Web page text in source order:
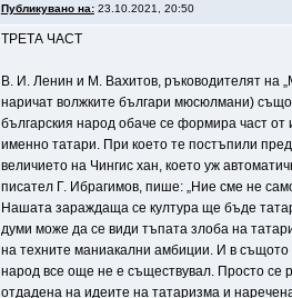
Публикувано на:23.10.2021, 20:50
ТРЕТА ЧАСТ
В. И. Ленин и М. Вахитов, ръководителят на
наричат волжките българи мюсюлмани) също
българския народ обаче се формира част от
именно татари. При което те постъпили
величието на Чингис хан, което уж
писател Г. Ибрагимов, пише: „Ние сме не
Нашата зараждаща се култура ще бъде
думи може да се види тъпата злоба на
на техните маниакални амбиции. И в същото
народ все още не е съществувал. Просто се
отдадена на идеите на татаризма и